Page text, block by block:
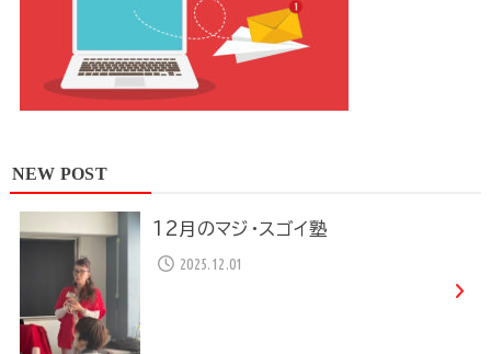
NEW POST
12月のマジ・スゴイ塾
2025.12.01